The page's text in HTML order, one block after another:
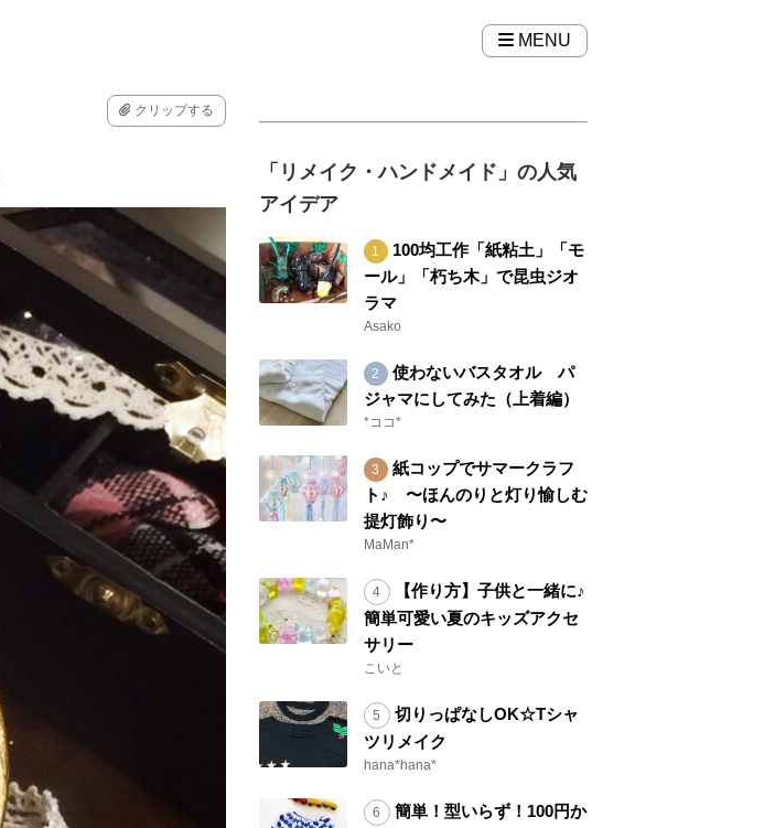
MENU
クリップする
「リメイク・ハンドメイド」の人気
アイデア
100均工作「紙粘土」「モ
ール」「朽ち木」で昆虫ジオ
ラマ
Asako
使わないバスタオル パ
ジャマにしてみた（上着編）
*ココ*
紙コップでサマークラフ
ト♪ 〜ほんのりと灯り愉しむ
提灯飾り〜
MaMan*
【作り方】子供と一緒に♪
簡単可愛い夏のキッズアクセ
サリー
こいと
切りっぱなしOK☆Tシャ
ツリメイク
hana*hana*
簡単！型いらず！100円か